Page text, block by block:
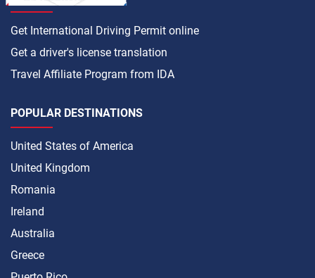
Get International Driving Permit online
Get a driver's license translation
Travel Affiliate Program from IDA
POPULAR DESTINATIONS
United States of America
United Kingdom
Romania
Ireland
Australia
Greece